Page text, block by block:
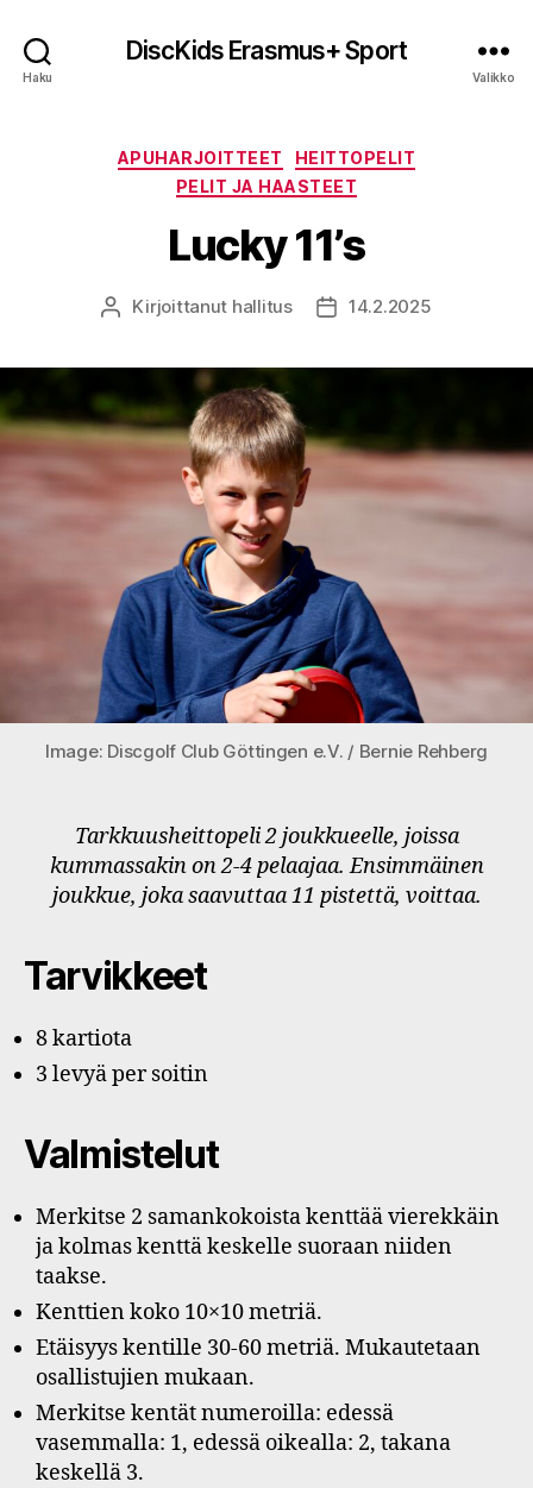
Haku
DiscKids Erasmus+ Sport
Valikko
Kategoriat
APUHARJOITTEET
HEITTOPELIT
PELIT JA HAASTEET
Lucky 11’s
Kirjoittaja
Kirjoittanut hallitus Julkaisupäivämäärä
14.2.2025
Image: Discgolf Club Göttingen e.V. / Bernie Rehberg
Tarkkuusheittopeli 2 joukkueelle, joissa
kummassakin on 2-4 pelaajaa. Ensimmäinen
joukkue, joka saavuttaa 11 pistettä, voittaa.
Tarvikkeet
8 kartiota
3 levyä per soitin
Valmistelut
Merkitse 2 samankokoista kenttää vierekkäin
ja kolmas kenttä keskelle suoraan niiden
taakse.
Kenttien koko 10×10 metriä.
Etäisyys kentille 30-60 metriä. Mukautetaan
osallistujien mukaan.
Merkitse kentät numeroilla: edessä
vasemmalla: 1, edessä oikealla: 2, takana
keskellä 3.